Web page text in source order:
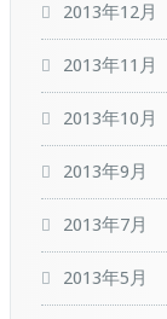
2013年12月
2013年11月
2013年10月
2013年9月
2013年7月
2013年5月